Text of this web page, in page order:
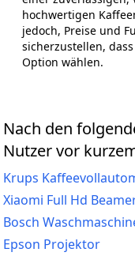
hochwertigen
jedoch, Preise und
sicherzustellen,
Option wählen.
Nach den
Nutzer vor
Krups
Xiaomi Full Hd
Bosch
Epson Projektor